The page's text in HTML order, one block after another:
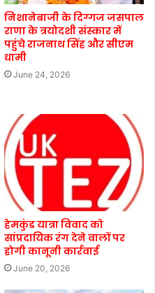
निशानेबाजी के दिग्गज जसपाल
राणा के त्रयोदशी संस्कार में
पहुंचे राजनाथ सिंह और सीएम
धामी
June 24, 2026
हेमकुंड यात्रा विवाद को
सांप्रदायिक रंग देने वालों पर
होगी कानूनी कार्रवाई
June 20, 2026